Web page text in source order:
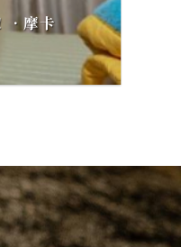
•摩卡